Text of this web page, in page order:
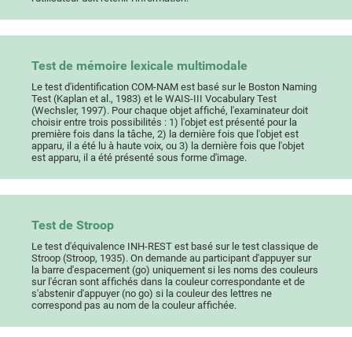
Test de mémoire lexicale multimodale
Le test d'identification COM-NAM est basé sur le Boston Naming
Test (Kaplan et al., 1983) et le WAIS-III Vocabulary Test
(Wechsler, 1997). Pour chaque objet affiché, l'examinateur doit
choisir entre trois possibilités : 1) l'objet est présenté pour la
première fois dans la tâche, 2) la dernière fois que l'objet est
apparu, il a été lu à haute voix, ou 3) la dernière fois que l'objet
est apparu, il a été présenté sous forme d'image.
Test de Stroop
Le test d'équivalence INH-REST est basé sur le test classique de
Stroop (Stroop, 1935). On demande au participant d'appuyer sur
la barre d'espacement (go) uniquement si les noms des couleurs
sur l'écran sont affichés dans la couleur correspondante et de
s'abstenir d'appuyer (no go) si la couleur des lettres ne
correspond pas au nom de la couleur affichée.